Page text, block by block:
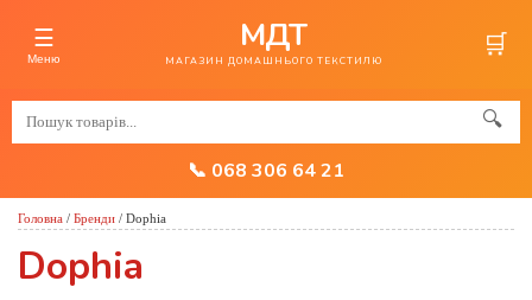
☰
Меню
МДТ
МАГАЗИН ДОМАШНЬОГО ТЕКСТИЛЮ 🛒
🔍
📞 068 306 64 21
Головна / Бренди / Dophia
Dophia